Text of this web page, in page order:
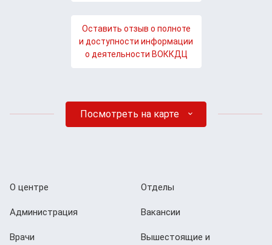
Оставить отзыв о полноте
и доступности информации
о деятельности ВОККДЦ
Посмотреть на карте
О центре
Администрация
Врачи
Отделы
Вакансии
Вышестоящие и